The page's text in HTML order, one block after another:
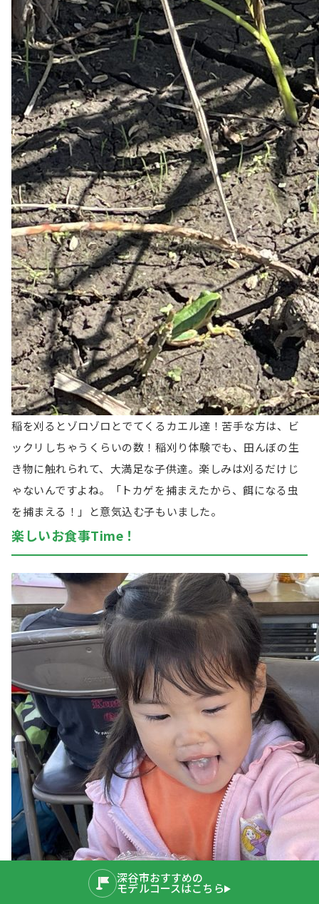
稲を刈るとゾロゾロとでてくるカエル達！苦手な方は、ビ
ックリしちゃうくらいの数！稲刈り体験でも、田んぼの生
き物に触れられて、大満足な子供達。楽しみは刈るだけじ
ゃないんですよね。「トカゲを捕まえたから、餌になる虫
を捕まえる！」と意気込む子もいました。
楽しいお食事Time！
深谷市おすすめの
モデルコースはこちら